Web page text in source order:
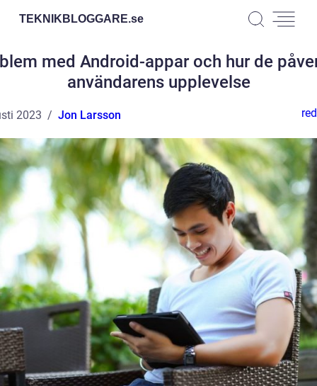
TEKNIKBLOGGARE.se
med Android-appar och hur de
användarens upplevelse
2023 Jon Larsson